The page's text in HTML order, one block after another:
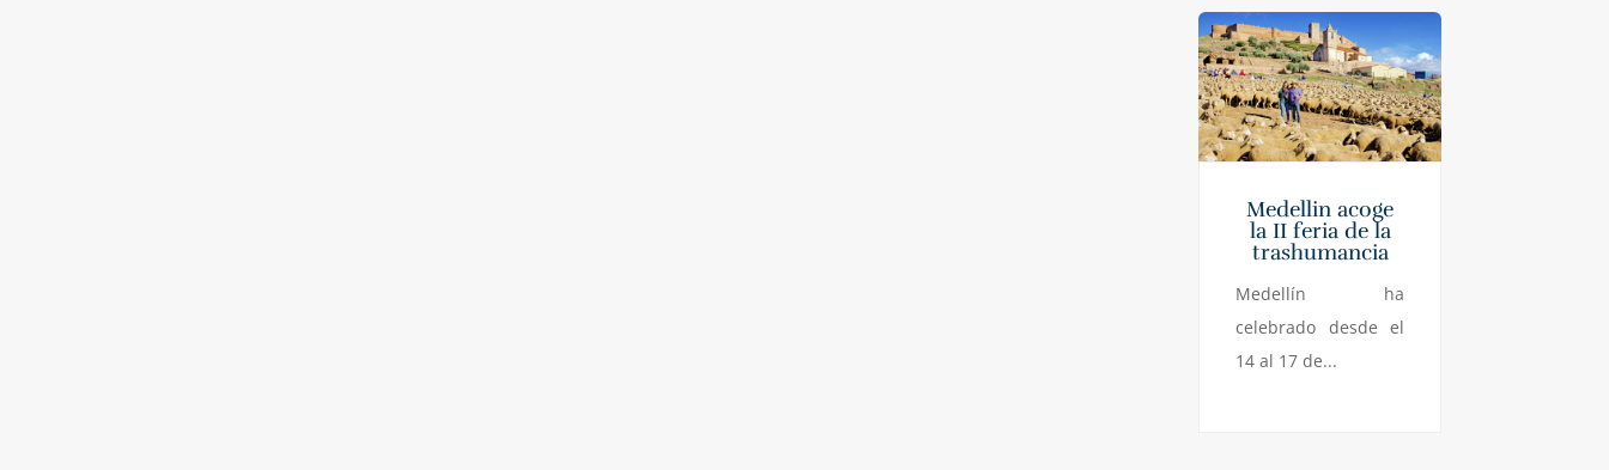
Medellin acoge
la II feria de la
trashumancia
Medellín ha
celebrado desde el
14 al 17 de...